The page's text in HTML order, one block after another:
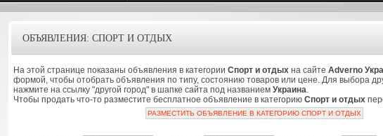
ОБЪЯВЛЕНИЯ: СПОРТ И ОТДЫХ
На этой странице показаны объявления в категории Спорт и отдых на сайте Adverno
формой, чтобы отобрать объявления по типу, состоянию товаров или цене. Для выбора
нажмите на ссылку "другой город" в шапке сайта под названием Украина.
Чтобы продать что-то разместите бесплатное объявление в категорию Спорт и отдых
РАЗМЕСТИТЬ ОБЪЯВЛЕНИЕ В КАТЕГОРИЮ СПОРТ И ОТДЫХ